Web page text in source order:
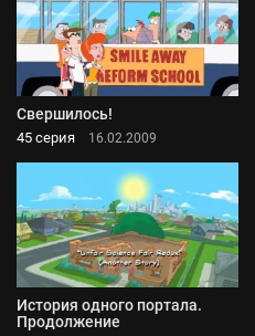
Свершилось!
45 серия 16.02.2009
История одного портала.
Продолжение